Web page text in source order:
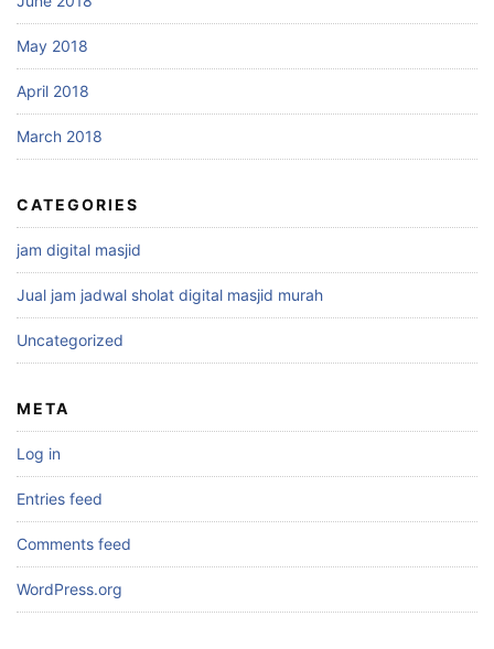
May 2018
April 2018
March 2018
CATEGORIES
jam digital masjid
Jual jam jadwal sholat digital masjid murah
Uncategorized
META
Log in
Entries feed
Comments feed
WordPress.org